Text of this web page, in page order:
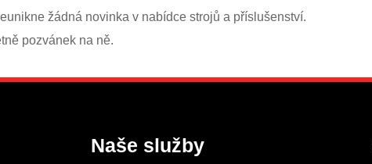
žádná novinka v nabídce strojů a příslušenství.
pozvánek na ně.
Naše služby